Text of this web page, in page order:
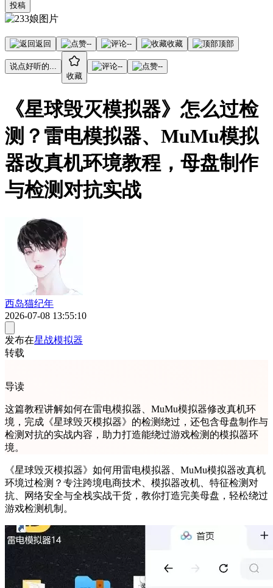
投稿
返回 -- -- 收藏 顶部
说点好听的...
收藏
-- --
《星球毁灭模拟器》怎么过检
测？雷电模拟器、MuMu模拟
器改真机环境教程，母盘制作
与检测对抗实战
西岛猫纪年
2026-07-08 13:55:10
发布在星战模拟器
转载
导读
这篇教程讲解如何在雷电模拟器、MuMu模拟器修改真机环
境，完成《星球毁灭模拟器》的检测绕过，还包含母盘制作与
检测对抗的实战内容，助力打造能绕过游戏检测的模拟器环
境。
《星球毁灭模拟器》如何用雷电模拟器、MuMu模拟器改真机
环境过检测？专注跨境电商技术、模拟器改机、特征检测对
抗、网络安全与全栈实战干货，教你打造完美母盘，轻松绕过
游戏检测机制。